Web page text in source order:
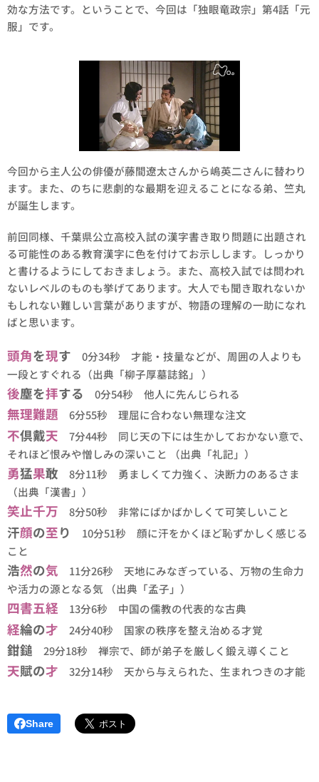
効な方法です。ということで、今回は「独眼竜政宗」第4話「元
服」です。
今回から主人公の俳優が藤間遼太さんから嶋英二さんに替わり
ます。また、のちに悲劇的な最期を迎えることになる弟、竺丸
が誕生します。
前回同様、千葉県公立高校入試の漢字書き取り問題に出題され
る可能性のある教育漢字に色を付けてお示しします。しっかり
と書けるようにしておきましょう。また、高校入試では問われ
ないレベルのものも挙げてあります。大人でも聞き取れないか
もしれない難しい言葉がありますが、物語の理解の一助になれ
ばと思います。
頭角を現す 0分34秒 才能・技量などが、周囲の人よりも
一段とすぐれる（出典「柳子厚墓誌銘」 ）
後塵を拝する 0分54秒 他人に先んじられる
無理難題 6分55秒 理屈に合わない無理な注文
不倶戴天 7分44秒 同じ天の下には生かしておかない意で、
それほど恨みや憎しみの深いこと （出典「礼記」）
勇猛果敢 8分11秒 勇ましくて力強く、決断力のあるさま
（出典「漢書」）
笑止千万 8分50秒 非常にばかばかしくて可笑しいこと
汗顔の至り
10分51秒 顔に汗をかくほど恥ずかしく感じる
こと
浩然の気 11分26秒 天地にみなぎっている、万物の生命力
や活力の源となる気 （出典「孟子」）
四書五経 13分6秒 中国の儒教の代表的な古典
経綸の才 24分40秒 国家の秩序を整え治める才覚
鉗鎚 29分18秒 禅宗で、師が弟子を厳しく鍛え導くこと
天賦の才 32分14秒 天から与えられた、生まれつきの才能
Share